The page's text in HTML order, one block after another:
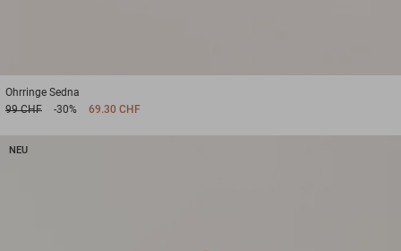
Ohrringe Sedna
99 CHF
-30% 69.30 CHF
NEU